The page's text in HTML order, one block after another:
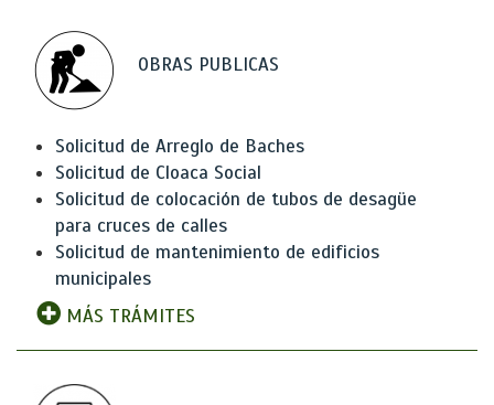
OBRAS PUBLICAS
Solicitud de Arreglo de Baches
Solicitud de Cloaca Social
Solicitud de colocación de tubos de desagüe
para cruces de calles
Solicitud de mantenimiento de edificios
municipales
MÁS TRÁMITES